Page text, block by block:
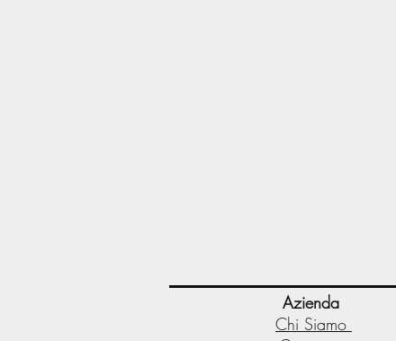
Azienda
Chi Siamo